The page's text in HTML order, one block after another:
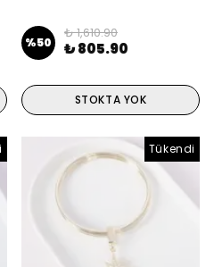
%50
₺ 1,610.90
₺ 805.90
STOKTA YOK
Tükendi